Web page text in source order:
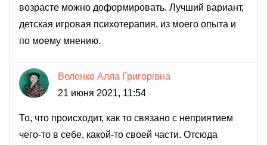
возрасте можно доформировать. Лучший вариант,
детская игровая психотерапия, из моего опыта и
по моему мнению.
Веленко Алла Григорівна
21 июня 2021, 11:54
То, что происходит, как то связано с неприятием
чего-то в себе, какой-то своей части. Отсюда